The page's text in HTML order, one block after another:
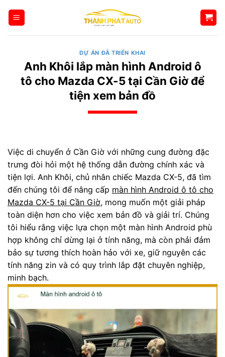
qua
DỰ ÁN ĐÃ TRIỂN KHAI
Anh Khôi lắp màn hình Android ô
tô cho Mazda CX-5 tại Cần Giờ để
tiện xem bản đồ
Việc di chuyển ở Cần Giờ với những cung đường đặc
trưng đòi hỏi một hệ thống dẫn đường chính xác và
tiện lợi. Anh Khôi, chủ nhân chiếc Mazda CX-5, đã tìm
đến chúng tôi để nâng cấp màn hình Android ô tô cho
Mazda CX-5 tại Cần Giờ, mong muốn một giải pháp
toàn diện hơn cho việc xem bản đồ và giải trí. Chúng
tôi hiểu rằng việc lựa chọn một màn hình Android phù
hợp không chỉ dừng lại ở tính năng, mà còn phải đảm
bảo sự tương thích hoàn hảo với xe, giữ nguyên các
tính năng zin và có quy trình lắp đặt chuyên nghiệp,
minh bạch.